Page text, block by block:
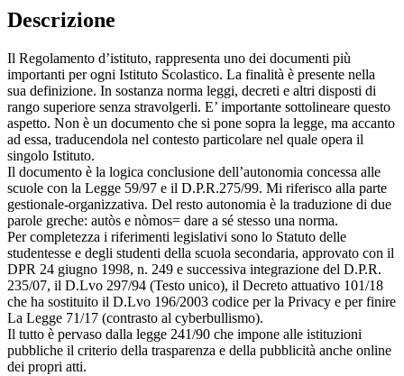
Descrizione
Il Regolamento d’istituto, rappresenta uno dei documenti più
importanti per ogni Istituto Scolastico. La finalità è presente nella
sua definizione. In sostanza norma leggi, decreti e altri disposti di
rango superiore senza stravolgerli. E’ importante sottolineare questo
aspetto. Non è un documento che si pone sopra la legge, ma accanto
ad essa, traducendola nel contesto particolare nel quale opera il
singolo Istituto.
Il documento è la logica conclusione dell’autonomia concessa alle
scuole con la Legge 59/97 e il D.P.R.275/99. Mi riferisco alla parte
gestionale-organizzativa. Del resto autonomia è la traduzione di due
parole greche: autòs e nòmos= dare a sé stesso una norma.
Per completezza i riferimenti legislativi sono lo Statuto delle
studentesse e degli studenti della scuola secondaria, approvato con il
DPR 24 giugno 1998, n. 249 e successiva integrazione del D.P.R.
235/07, il D.Lvo 297/94 (Testo unico), il Decreto attuativo 101/18
che ha sostituito il D.Lvo 196/2003 codice per la Privacy e per finire
La Legge 71/17 (contrasto al cyberbullismo).
Il tutto è pervaso dalla legge 241/90 che impone alle istituzioni
pubbliche il criterio della trasparenza e della pubblicità anche online
dei propri atti.